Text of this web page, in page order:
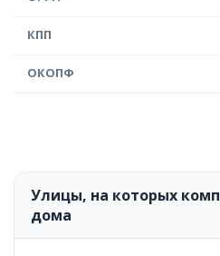
КПП
ОКОПФ
Улицы, на которых
дома